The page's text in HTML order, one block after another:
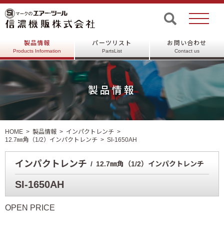
製品情報
Products Information
パーツリスト
PartsList
お問い合わせ
Contact us
製品情報
HOME 製品情報
インパクトレンチ
12.7㎜角（1/2）インパクトレンチ
SI-1650AH
インパクトレンチ 12.7㎜角（1/2）インパクトレンチ
SI-1650AH
OPEN PRICE